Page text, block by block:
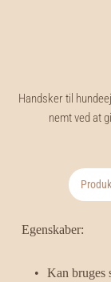
Handsker til
nemt ved at
Egenskaber:
Kan bruges